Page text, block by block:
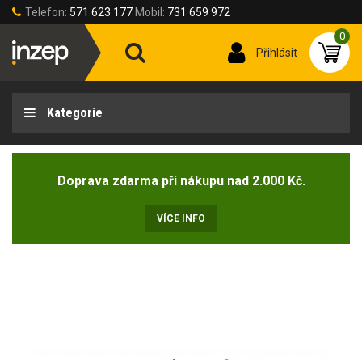
Telefon: 571 623 177 Mobil: 731 659 972
Přihlásit
0
Kategorie
Doprava zdarma při nákupu nad 2.000 Kč.
VÍCE INFO